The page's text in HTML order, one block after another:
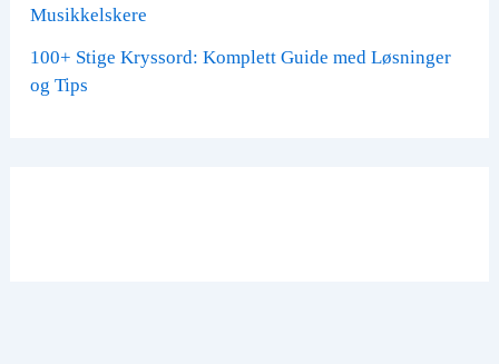
Musikkelskere
100+ Stige Kryssord: Komplett Guide med Løsninger
og Tips